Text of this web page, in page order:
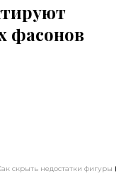
фасонов
скрыть недостатки фигуры